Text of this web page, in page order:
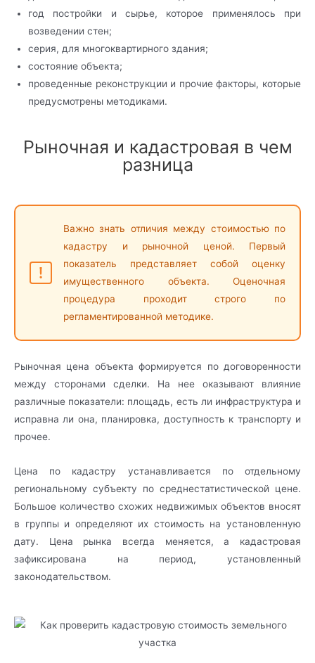
год постройки и сырье, которое применялось при
возведении стен;
серия, для многоквартирного здания;
состояние объекта;
проведенные реконструкции и прочие факторы, которые
предусмотрены методиками.
Рыночная и кадастровая в чем
разница
Важно знать отличия между стоимостью по
кадастру и рыночной ценой. Первый
показатель представляет собой оценку
имущественного объекта. Оценочная
процедура проходит строго по
регламентированной методике.
Рыночная цена объекта формируется по договоренности
между сторонами сделки. На нее оказывают влияние
различные показатели: площадь, есть ли инфраструктура и
исправна ли она, планировка, доступность к транспорту и
прочее.
Цена по кадастру устанавливается по отдельному
региональному субъекту по среднестатистической цене.
Большое количество схожих недвижимых объектов вносят
в группы и определяют их стоимость на установленную
дату. Цена рынка всегда меняется, а кадастровая
зафиксирована на период, установленный
законодательством.